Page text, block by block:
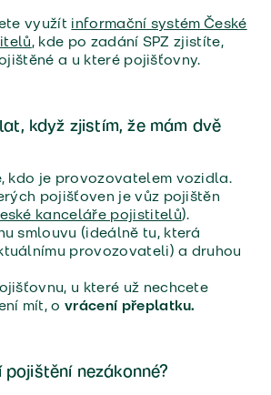
využít informační systém České
, kde po zadání SPZ zjistíte,
a u které pojišťovny.
když zjistím, že mám dvě
kdo je provozovatelem vozidla.
pojišťoven je vůz pojištěn
kanceláře pojistitelů).
smlouvu (ideálně tu, která
provozovateli) a druhou
u které už nechcete
mít, ovrácení přeplatku.
nezákonné?